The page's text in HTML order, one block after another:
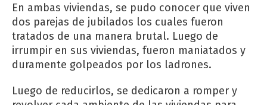
En ambas viviendas, se pudo conocer que viven
dos parejas de jubilados los cuales fueron
tratados de una manera brutal. Luego de
irrumpir en sus viviendas, fueron maniatados y
duramente golpeados por los ladrones.
Luego de reducirlos, se dedicaron a romper y